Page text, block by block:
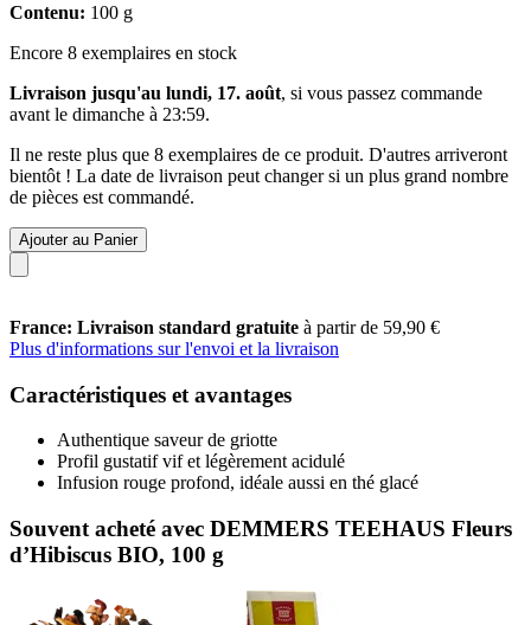
Contenu: 100 g
Encore 8 exemplaires en stock
Livraison jusqu'au lundi, 17. août, si vous passez commande
avant le dimanche à 23:59.
Il ne reste plus que 8 exemplaires de ce produit. D'autres arriveront
bientôt ! La date de livraison peut changer si un plus grand nombre
de pièces est commandé.
Ajouter au Panier
France: Livraison standard gratuite à partir de 59,90 €
Plus d'informations sur l'envoi et la livraison
Caractéristiques et avantages
Authentique saveur de griotte
Profil gustatif vif et légèrement acidulé
Infusion rouge profond, idéale aussi en thé glacé
Souvent acheté avec DEMMERS TEEHAUS Fleurs
d’Hibiscus BIO, 100 g